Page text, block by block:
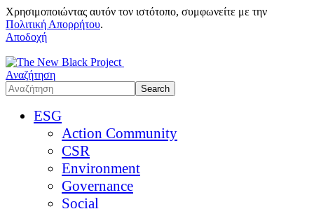
Χρησιμοποιώντας αυτόν τον ιστότοπο, συμφωνείτε με την
Πολιτική Απορρήτου.
Αποδοχή
Αναζήτηση
ESG
Action Community
CSR
Environment
Governance
Social